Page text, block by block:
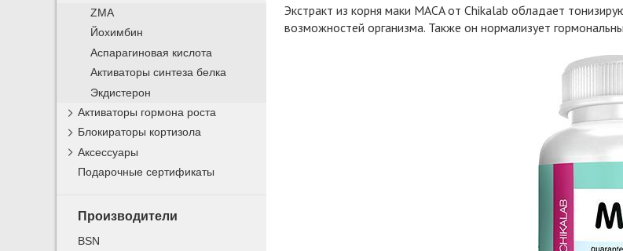
Экстракт из корня маки MACA от Chikalab обладает
возможностей организма. Также он нормализует
ZMA
Йохимбин
Аспарагиновая кислота
Активаторы синтеза белка
Экдистерон
Активаторы гормона роста
Блокираторы кортизола
Аксессуары
Подарочные сертификаты
Производители
BSN